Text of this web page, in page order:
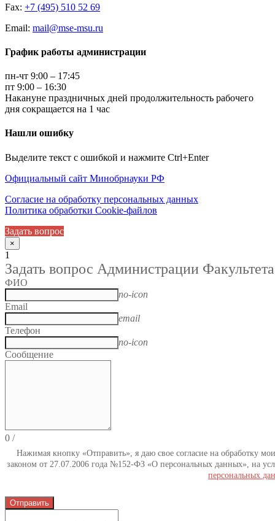
Fax: +7 (495) 510 52 69
Email: mail@mse-msu.ru
График работы администрации
пн-чт 9:00 – 17:45
пт 9:00 – 16:30
Накануне праздничных дней продолжительность рабочего
дня сокращается на 1 час
Нашли ошибку
Выделите текст с ошибкой и нажмите Ctrl+Enter
Официальный сайт Минобрнауки РФ
Согласие на обработку персональных данных
Политика обработки Cookie-файлов
Задать вопрос
×
1
Задать вопрос Администрации Факультета
ФИО
no-icon
Email
email
Телефон
no-icon
Сообщение
0 /
Нажимая кнопку «Отправить», я даю свое согласие на обработку
законом от 27.07.2006 года №152-ФЗ «О персональных данных», на
персональных
Отправить